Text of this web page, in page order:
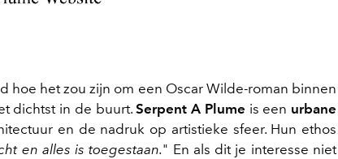
hoe het zou zijn om een Oscar Wilde-roman binnen
dichtst in de buurt.Serpent A Plume is een urbane
en de nadruk op artistieke sfeer. Hun ethos
en alles is toegestaan." En als dit je interesse niet